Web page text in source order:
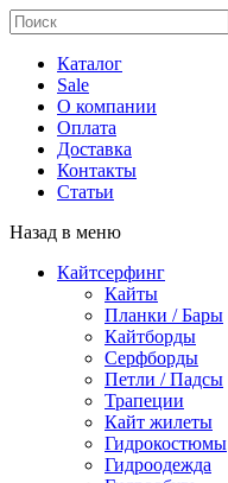
Каталог
Sale
О компании
Оплата
Доставка
Контакты
Статьи
Назад в меню
Кайтсерфинг
Кайты
Планки / Бары
Кайтборды
Серфборды
Петли / Падсы
Трапеции
Кайт жилеты
Гидрокостюмы
Гидроодежда